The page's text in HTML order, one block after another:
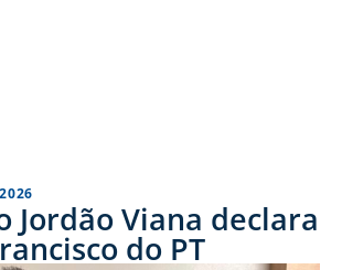
Jordão Viana declara
do PT